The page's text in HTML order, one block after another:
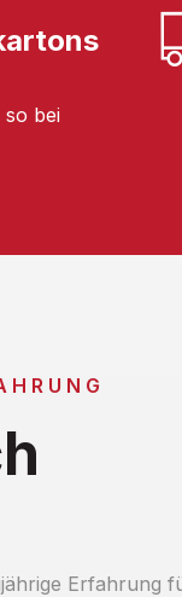
so bei
Erfahrung